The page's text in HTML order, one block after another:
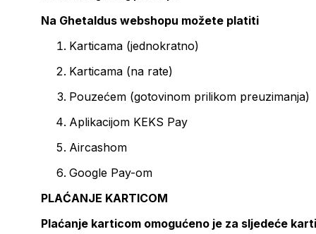
Na Ghetaldus webshopu možete platiti
Karticama (jednokratno)
Karticama (na rate)
Pouzećem (gotovinom prilikom preuzimanja)
Aplikacijom KEKS Pay
Aircashom
Google Pay-om
PLAĆANJE KARTICOM
Plaćanje karticom omogućeno je za sljedeće